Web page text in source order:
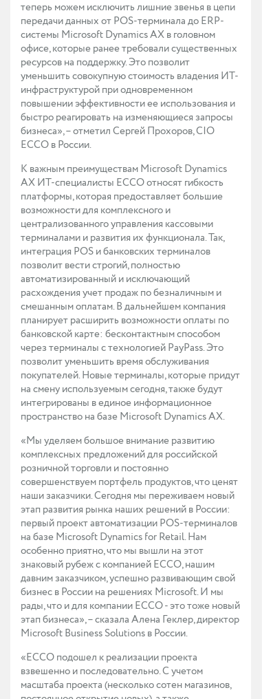
теперь можем исключить лишние звенья в цепи
передачи данных от POS-терминала до ERP-
системы Microsoft Dynamics AX в головном
офисе, которые ранее требовали существенных
ресурсов на поддержку. Это позволит
уменьшить совокупную стоимость владения ИТ-
инфраструктурой при одновременном
повышении эффективности ее использования и
быстро реагировать на изменяющиеся запросы
бизнеса», – отметил Сергей Прохоров, CIO
ECCO в России.
К важным преимуществам Microsoft Dynamics
AX ИТ-специалисты ECCO относят гибкость
платформы, которая предоставляет большие
возможности для комплексного и
централизованного управления кассовыми
терминалами и развития их функционала. Так,
интеграция POS и банковских терминалов
позволит вести строгий, полностью
автоматизированный и исключающий
расхождения учет продаж по безналичным и
смешанным оплатам. В дальнейшем компания
планирует расширить возможности оплаты по
банковской карте: бесконтактным способом
через терминалы с технологией PayPass. Это
позволит уменьшить время обслуживания
покупателей. Новые терминалы, которые придут
на смену используемым сегодня, также будут
интегрированы в единое информационное
пространство на базе Microsoft Dynamics AX.
«Мы уделяем большое внимание развитию
комплексных предложений для российской
розничной торговли и постоянно
совершенствуем портфель продуктов, что ценят
наши заказчики. Сегодня мы переживаем новый
этап развития рынка наших решений в России:
первый проект автоматизации POS-терминалов
на базе Microsoft Dynamics for Retail. Нам
особенно приятно, что мы вышли на этот
знаковый рубеж с компанией ECCO, нашим
давним заказчиком, успешно развивающим свой
бизнес в России на решениях Microsoft. И мы
рады, что и для компании ECCO - это тоже новый
этап бизнеса», – сказала Алена Геклер, директор
Microsoft Business Solutions в России.
«ECCO подошел к реализации проекта
взвешенно и последовательно. С учетом
масштаба проекта (несколько сотен магазинов,